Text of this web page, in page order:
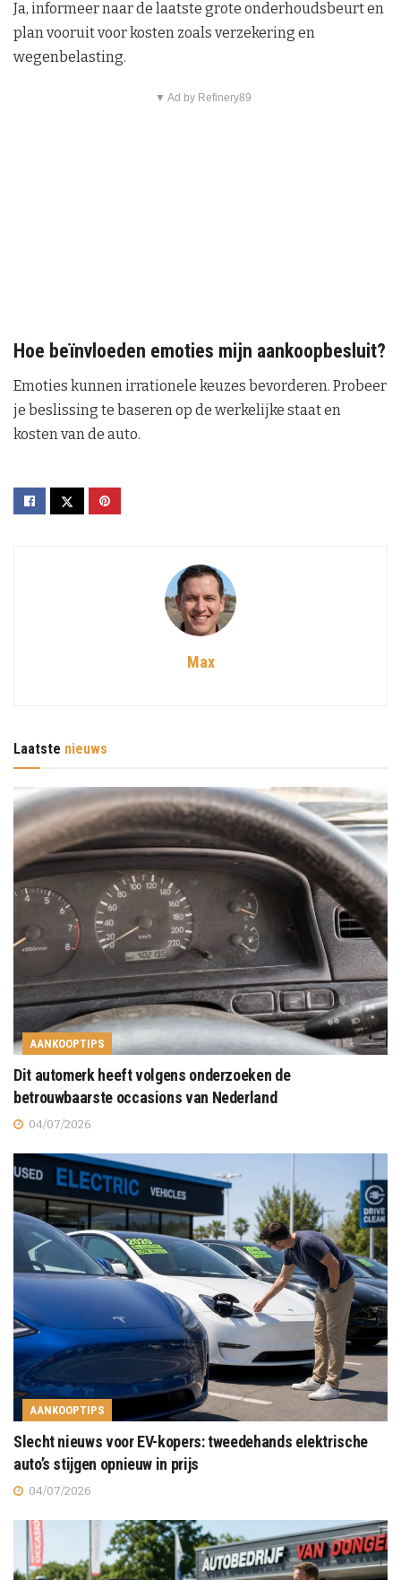
Ja, informeer naar de laatste grote onderhoudsbeurt en
plan vooruit voor kosten zoals verzekering en
wegenbelasting.
▼ Ad by Refinery89
Hoe beïnvloeden emoties mijn aankoopbesluit?
Emoties kunnen irrationele keuzes bevorderen. Probeer
je beslissing te baseren op de werkelijke staat en
kosten van de auto.
Max
Laatste nieuws
AANKOOPTIPS
Dit automerk heeft volgens onderzoeken de
betrouwbaarste occasions van Nederland
04/07/2026
AANKOOPTIPS
Slecht nieuws voor EV-kopers: tweedehands elektrische
auto’s stijgen opnieuw in prijs
04/07/2026